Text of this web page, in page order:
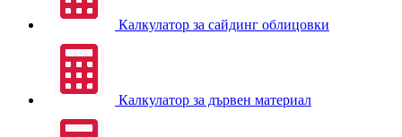
Калкулатор за сайдинг облицовки
Калкулатор за дървен материал